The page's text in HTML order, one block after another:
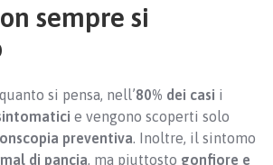
sempre si
si pensa, nell’80% dei casi i
e vengono scoperti solo
preventiva. Inoltre, il sintomo
mal di pancia, ma piuttosto gonfiore e